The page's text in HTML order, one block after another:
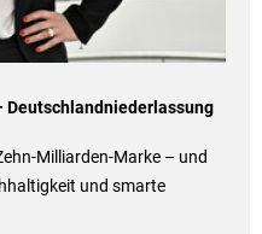
Deutschlandniederlassung
Milliarden-Marke – und
und smarte